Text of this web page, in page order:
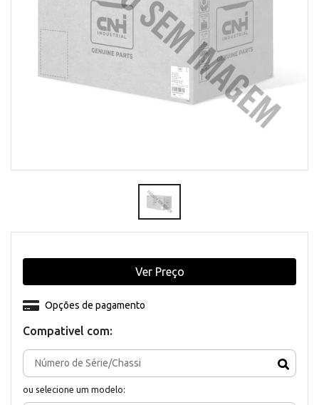
Compativel com:
ou selecione um modelo:
Opções de pagamento
Ver Preço